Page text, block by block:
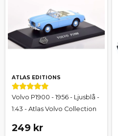
ATLAS EDITIONS
Volvo P1900 - 1956 - Ljusblå -
1:43 - Atlas Volvo Collection
249 kr